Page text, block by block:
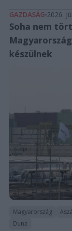
GAZDASÁG 2026.
Soha nem
készülnek
Magyarország
Duna